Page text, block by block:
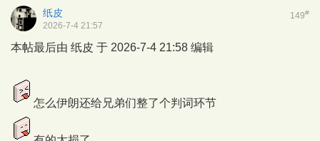
149#
纸皮
2026-7-4 21:57
本帖最后由 纸皮 于 2026-7-4 21:58 编辑
怎么伊朗还给兄弟们整了个判词环节